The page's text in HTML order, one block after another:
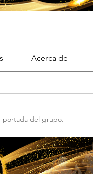
Acerca de
portada del grupo.